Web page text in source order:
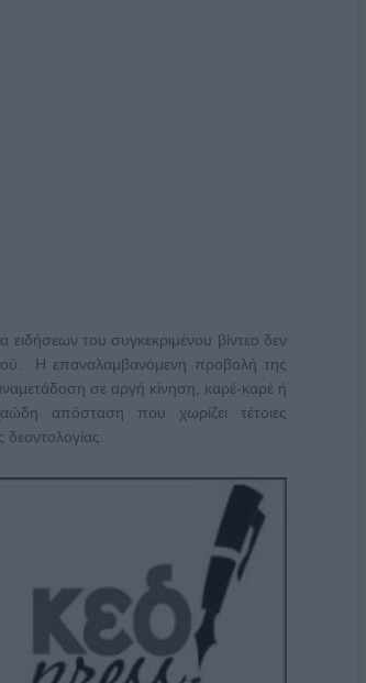
του συγκεκριμένου βίντεο δεν
Η επαναλαμβανόμενη προβολή της
σε αργή κίνηση, καρέ-καρέ ή
απόσταση που χωρίζει τέτοιες